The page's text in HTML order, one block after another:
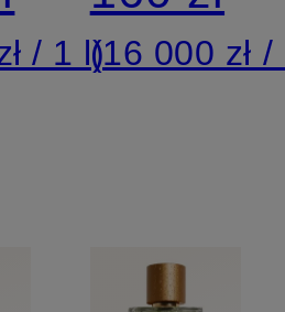
/ 1 l)(16 000 zł